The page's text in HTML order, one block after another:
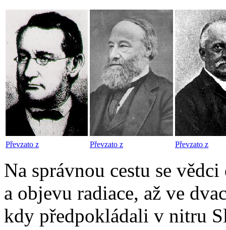
Převzato z Převzato z Převzato z
Na správnou cestu se
a objevu radiace, až ve
kdy předpokládali v nitru